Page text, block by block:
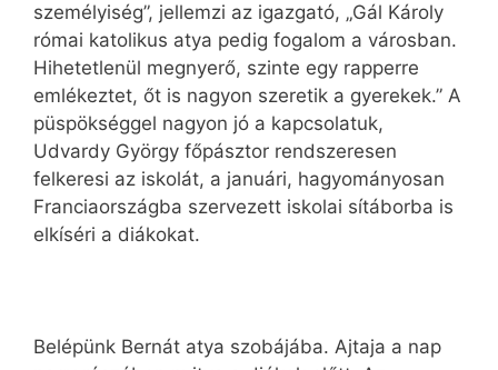
személyiség”, jellemzi az igazgató, „Gál Károly
római katolikus atya pedig fogalom a városban.
Hihetetlenül megnyerő, szinte egy rapperre
emlékeztet, őt is nagyon szeretik a gyerekek.” A
püspökséggel nagyon jó a kapcsolatuk,
Udvardy György főpásztor rendszeresen
felkeresi az iskolát, a januári, hagyományosan
Franciaországba szervezett iskolai sítáborba is
elkíséri a diákokat.
Belépünk Bernát atya szobájába. Ajtaja a nap